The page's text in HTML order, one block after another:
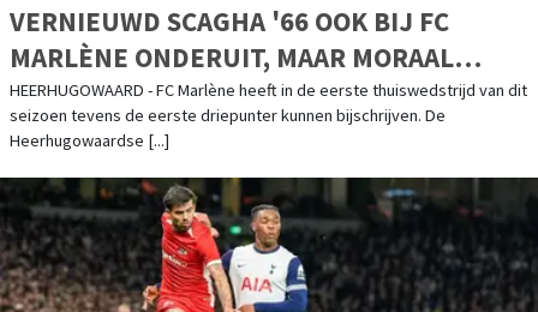
VERNIEUWD SCAGHA '66 OOK BIJ FC
MARLÈNE ONDERUIT, MAAR MORAAL
WORDT OPGEKRIKT
HEERHUGOWAARD - FC Marlène heeft in de eerste thuiswedstrijd van dit
seizoen tevens de eerste driepunter kunnen bijschrijven. De
Heerhugowaardse [...]